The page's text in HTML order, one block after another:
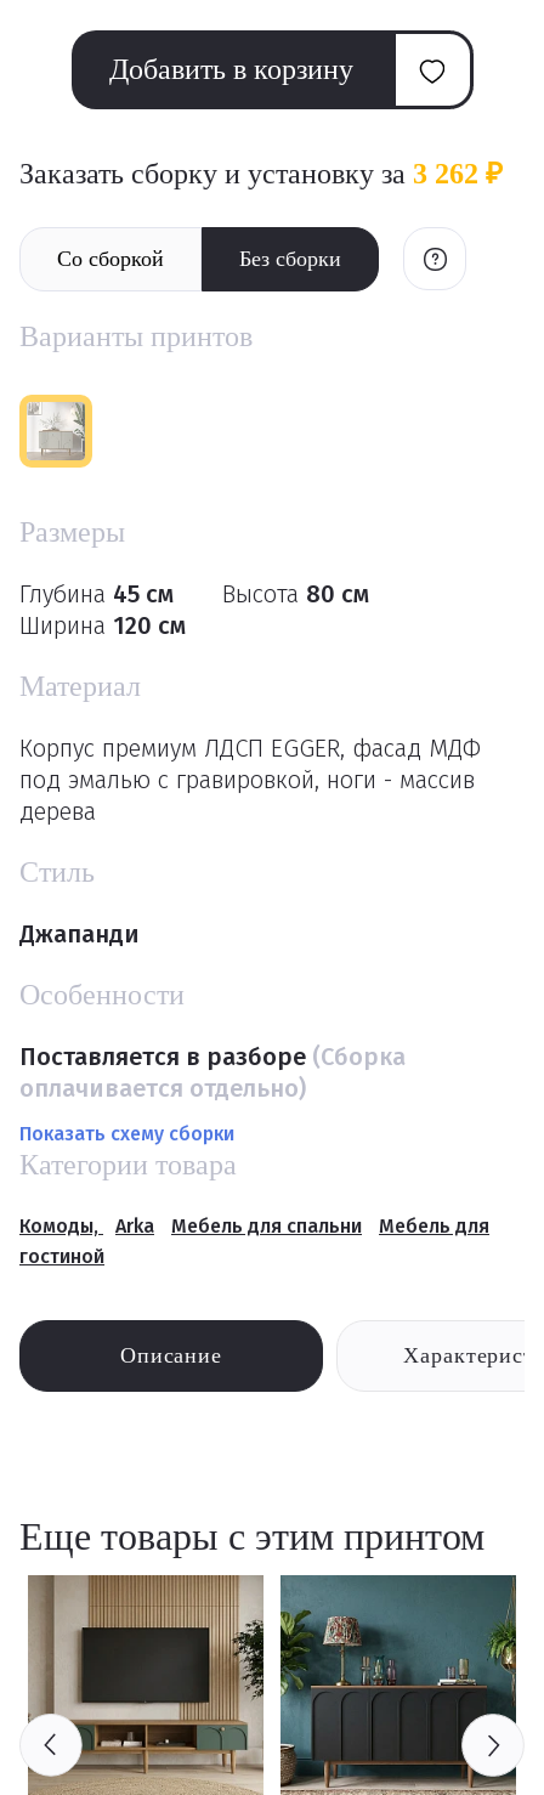
Добавить в корзину
Заказать сборку и установку за 3 262 ₽
Со сборкой Без сборки
Варианты принтов
Размеры
Глубина 45 см Высота 80 см
Ширина 120 см
Материал
Корпус премиум ЛДСП EGGER, фасад МДФ
под эмалью с гравировкой, ноги - массив
дерева
Стиль
Джапанди
Особенности
Поставляется в разборе (Сборка
оплачивается отдельно)
Показать схему сборки
Категории товара
Комоды, Arka Мебель для спальни
Мебель для
гостиной
Описание
Еще товары с этим принтом